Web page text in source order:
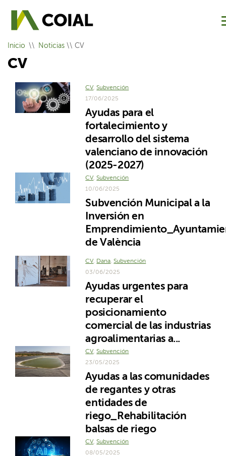
Inicio Noticias \\ CV
CV
CV,Subvención
17/06/2025
Ayudas para el
fortalecimiento y
desarrollo del sistema
valenciano de innovación
(2025-2027)
CV,Subvención
10/06/2025
Subvención Municipal a la
Inversión en
de València
CV, Dana,Subvención
03/06/2025
Ayudas urgentes para
recuperar el
posicionamiento
comercial de las industrias
agroalimentarias a...
CV,Subvención
23/05/2025
Ayudas a las comunidades
de regantes y otras
entidades de
riego_Rehabilitación
balsas de riego
CV,Subvención
08/05/2025